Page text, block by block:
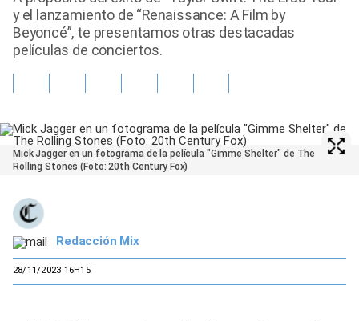
Tendencias Mix
Sports
y el lanzamiento de “Renaissance: A Film by
Beyoncé”, te presentamos otras destacadas
películas de conciertos.
Mick Jagger en un fotograma de la película "Gimme Shelter" de The
Rolling Stones (Foto: 20th Century Fox)
Redacción Mix
28/11/2023 16H15